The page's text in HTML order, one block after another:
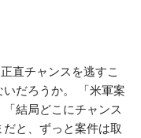
直チャンスを逃すこ
だろうか。 「米軍案
結局どこにチャンス
と、ずっと案件は取